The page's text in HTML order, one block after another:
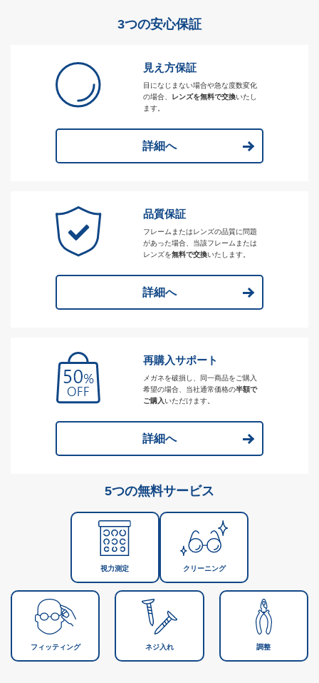
3つの安心保証
見え方保証
目になじまない場合や急な度数変化
の場合、
レンズを無料で交換いたし
ます。
詳細へ
品質保証
フレームまたはレンズの品質に問題
があった場合、当該フレームまたは
レンズを無料で交換いたします。
詳細へ
再購入サポート
メガネを破損し、同一商品をご購入
希望の場合、当社通常価格の半額で
ご購入いただけます。
詳細へ
5つの無料サービス
視力測定 クリーニング
フィッティング ネジ入れ 調整